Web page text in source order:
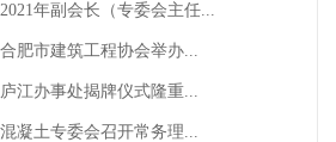
年副会长（专委会主任...
肥市建筑工程协会举办...
江办事处揭牌仪式隆重...
凝土专委会召开常务理...